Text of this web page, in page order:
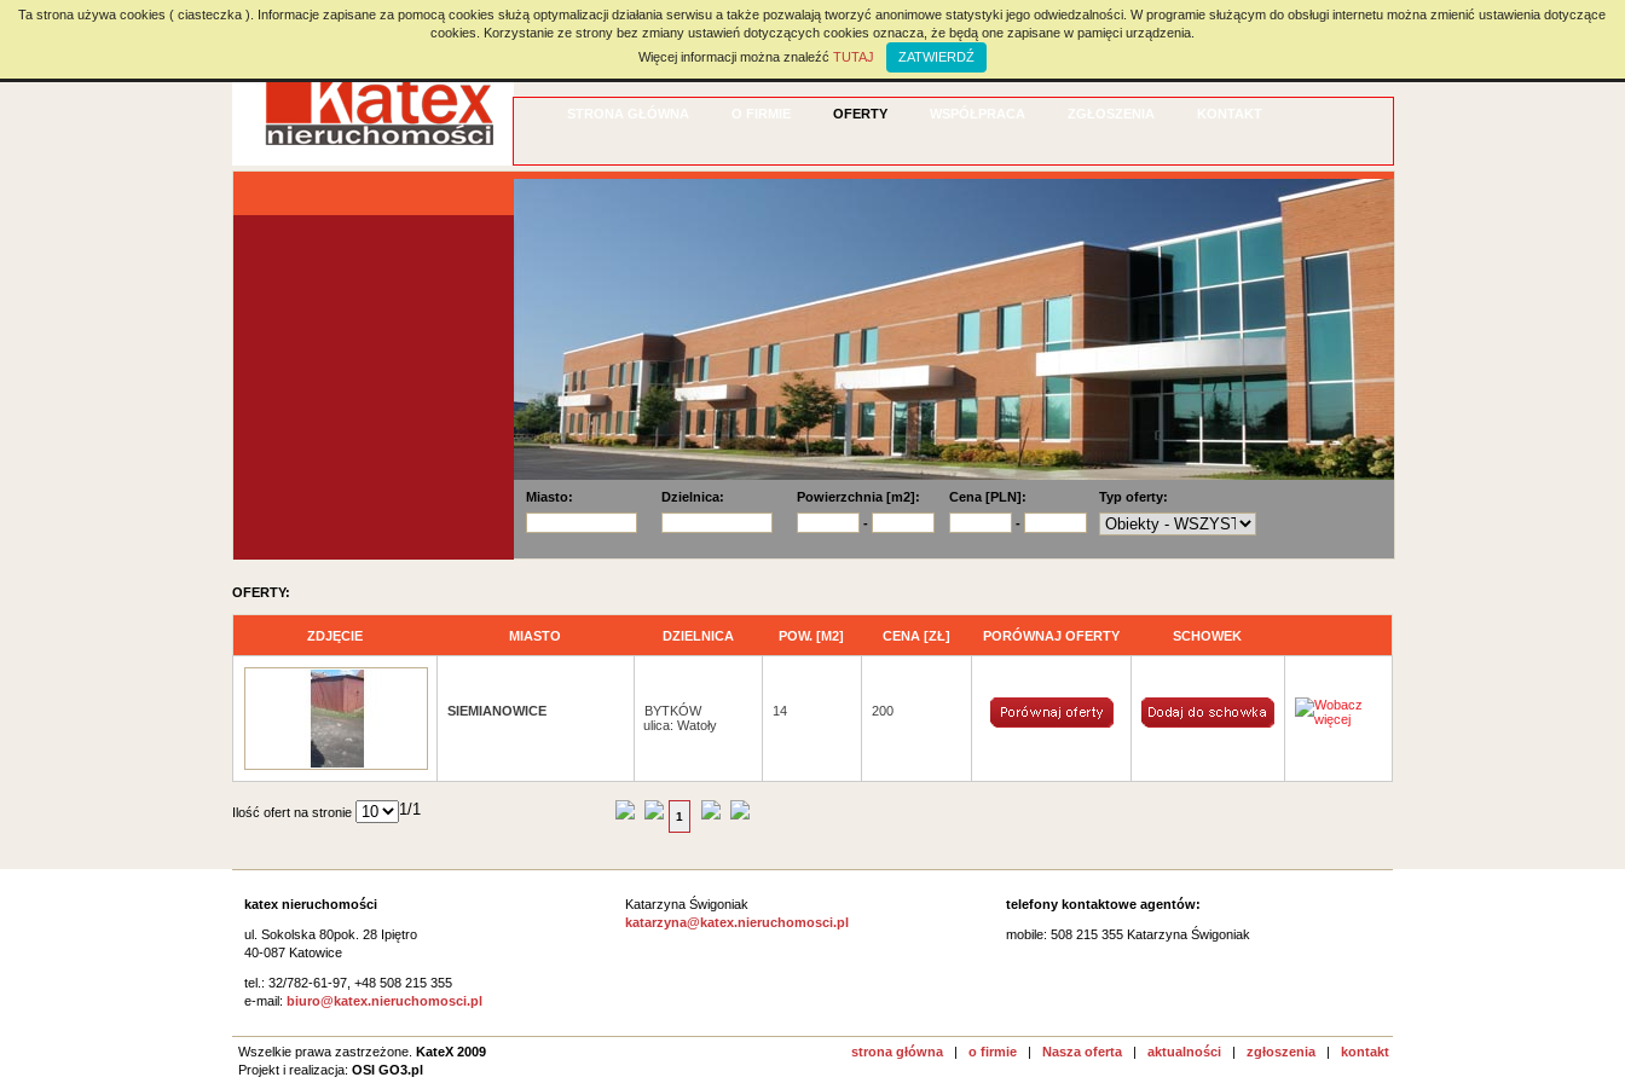
STRONA GŁÓWNA O FIRMIE OFERTY WSPÓŁPRACA ZGŁOSZENIA KONTAKT
Miasto: Dzielnica:
Powierzchnia [m2]:
-
Cena [PLN]:
-
Typ oferty:
OFERTY:
ZDJĘCIE MIASTO DZIELNICA POW. [M2] CENA [ZŁ] PORÓWNAJ OFERTY SCHOWEK
SIEMIANOWICE
BYTKÓW
ulica: Watoły
14 200
Ilość ofert na stronie 1
katex nieruchomości
ul. Sokolska 80pok. 28 Ipiętro
40-087 Katowice
tel.: 32/782-61-97, +48 508 215 355
e-mail: biuro@katex.nieruchomosci.pl
Katarzyna Świgoniak
katarzyna@katex.nieruchomosci.pl
telefony kontaktowe agentów:
mobile: 508 215 355 Katarzyna Świgoniak
Wszelkie prawa zastrzeżone. KateX 2009
Projekt i realizacja: OSI GO3.pl
strona główna | o firmie | Nasza oferta | aktualności | zgłoszenia | kontakt
Ta strona używa cookies ( ciasteczka ). Informacje zapisane za pomocą cookies służą optymalizacji działania serwisu a także pozwalają tworzyć anonimowe statystyki jego odwiedzalności. W programie służącym do obsługi internetu można zmienić ustawienia dotyczące
cookies. Korzystanie ze strony bez zmiany ustawień dotyczących cookies oznacza, że będą one zapisane w pamięci urządzenia.
Więcej informacji można znaleźć TUTAJ ZATWIERDŹ